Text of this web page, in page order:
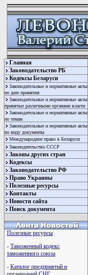
Главная
Законодательство РБ
Кодексы Беларуси
Законодательные и нормативные акты
по дате принятия
Законодательные и нормативные акты
принятые различными органами власти
Законодательные и нормативные акты
по темам
Законодательные и нормативные акты
по виду документы
Международное право в Беларуси
Законодательство СССР
Законы других стран
Кодексы
Законодательство РФ
Право Украины
Полезные ресурсы
Контакты
Новости сайта
Поиск документа
Полезные ресурсы
- Таможенный кодекс
таможенного союза
- Каталог предприятий и